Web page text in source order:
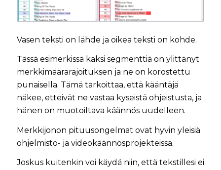
Vasen teksti on lähde ja oikea teksti on kohde.
Tässä esimerkissä kaksi segmenttiä on ylittänyt
merkkimäärärajoituksen ja ne on korostettu
punaisella. Tämä tarkoittaa, että kääntäjä
näkee, etteivät ne vastaa kyseistä ohjeistusta, ja
hänen on muotoiltava käännös uudelleen.
Merkkijonon pituusongelmat ovat hyvin yleisiä
ohjelmisto- ja videokäännösprojekteissa.
Joskus kuitenkin voi käydä niin, että tekstillesi ei